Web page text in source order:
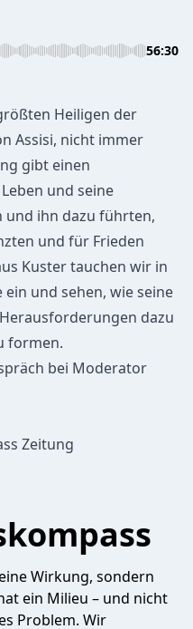
56:30
Heiligen der
Assisi, nicht immer
gibt einen
und seine
und ihn dazu führten,
und für Frieden
Kuster tauchen wir in
und sehen, wie seine
dazu
formen.
bei Moderator
Zeitung
Wirkung, sondern
ein Milieu – und nicht
Problem. Wir